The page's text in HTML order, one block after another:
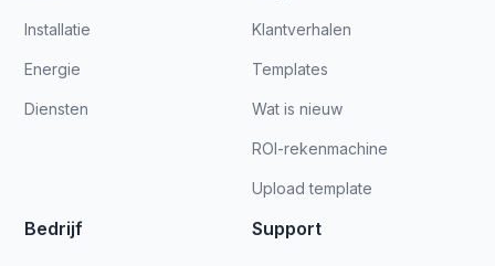
Installatie
Energie
Diensten
Klantverhalen
Templates
Wat is nieuw
ROI-rekenmachine
Upload template
Bedrijf Support